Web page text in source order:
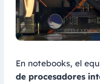
En notebooks, el
de procesadores